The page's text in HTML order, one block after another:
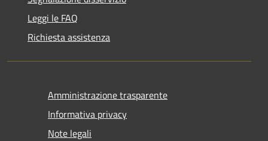
Leggi le FAQ
Richiesta assistenza
Amministrazione trasparente
Informativa privacy
Note legali